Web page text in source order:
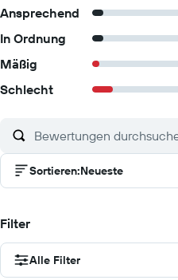
Ansprechend
In Ordnung
Mäßig
Schlecht
Sortieren:Neueste
Filter
Alle Filter